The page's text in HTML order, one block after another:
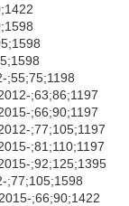
;55;75;1198
;63;86;1197
;66;90;1197
;77;105;1197
;81;110;1197
;92;125;1395
;77;105;1598
;66;90;1422